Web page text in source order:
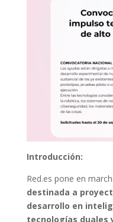
Introducción:
Red.es pone en
destinada a
desarrollo en
tecnologías duales